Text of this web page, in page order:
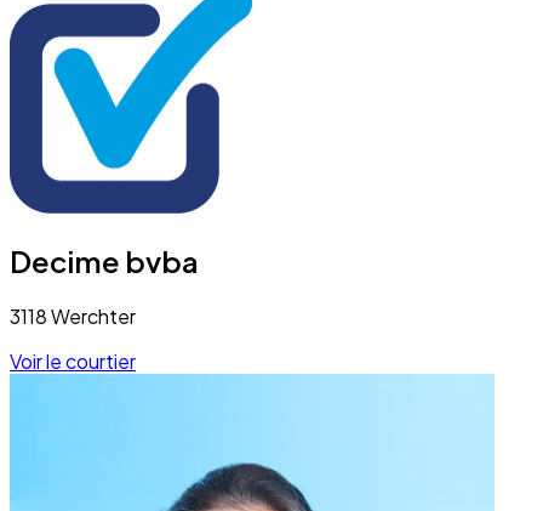
Decime bvba
3118 Werchter
Voir le courtier